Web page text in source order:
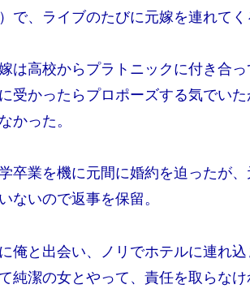
で、ライブのたびに元嫁を連れてく
は高校からプラトニックに付き合
受かったらプロポーズする気でい
かった。
卒業を機に元間に婚約を迫ったが
ないので返事を保留。
俺と出会い、ノリでホテルに連れ込
純潔の女とやって、責任を取らな